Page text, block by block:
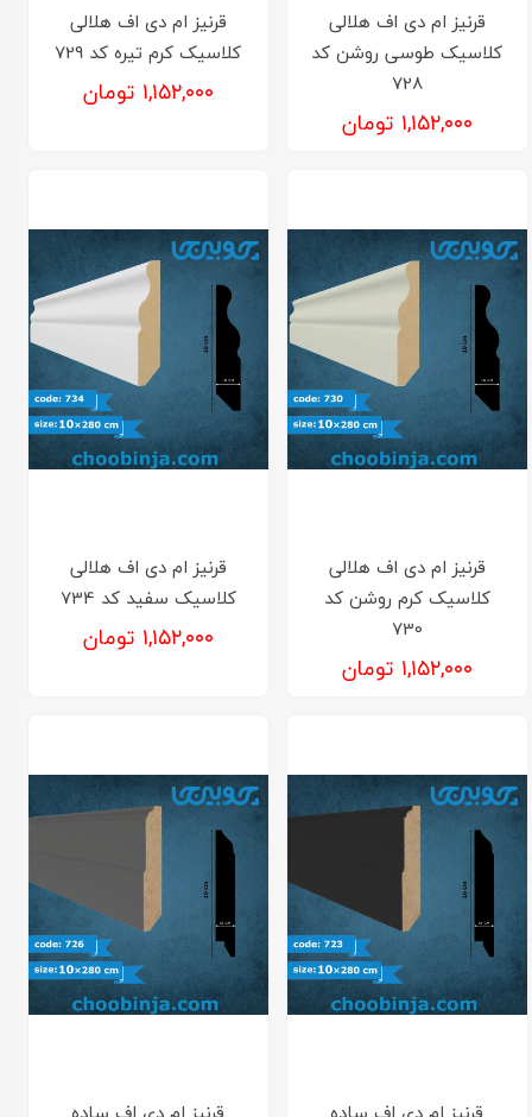
قرنیز‌ ام دی اف هلالی
کلاسیک طوسی روشن کد
728
۱,۱۵۲,۰۰۰ تومان
قرنیز‌ ام دی اف هلالی
کلاسیک کرم تیره کد 729
۱,۱۵۲,۰۰۰ تومان
قرنیز‌ ام دی اف هلالی
کلاسیک کرم روشن کد
730
۱,۱۵۲,۰۰۰ تومان
قرنیز‌ ام دی اف هلالی
کلاسیک سفید کد 734
۱,۱۵۲,۰۰۰ تومان